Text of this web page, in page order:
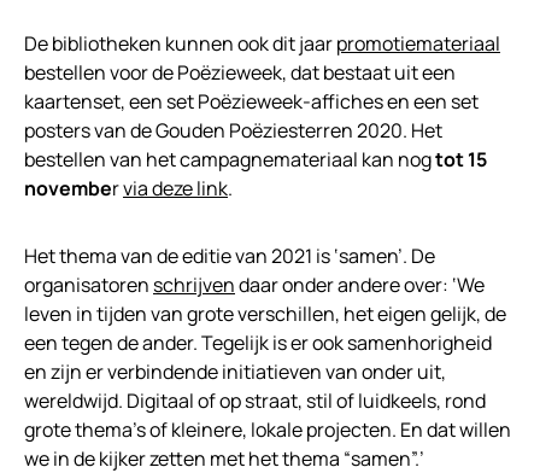
De bibliotheken kunnen ook dit jaarpromotiemateriaal
bestellen voor de Poëzieweek, dat bestaat uit een
kaartenset, een set Poëzieweek-affiches en een set
posters van de Gouden Poëziesterren 2020. Het
bestellen van het campagnemateriaal kan nogtot 15
novembervia deze link.
Het thema van de editie van 2021 is ‘samen’. De
organisatoren schrijvendaar onder andere over: ‘We
leven in tijden van grote verschillen, het eigen gelijk, de
een tegen de ander. Tegelijk is er ook samenhorigheid
en zijn er verbindende initiatieven van onder uit,
wereldwijd. Digitaal of op straat, stil of luidkeels, rond
grote thema’s of kleinere, lokale projecten. En dat willen
we in de kijker zetten met het thema “samen”.’